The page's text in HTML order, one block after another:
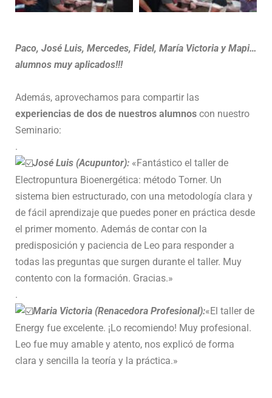
Paco, José Luis, Mercedes, Fidel, María Victoria y Mapi…
alumnos muy aplicados!!!
Además, aprovechamos para compartir las
experiencias de dos de nuestros alumnos con nuestro
Seminario:
.
José Luis (Acupuntor): «Fantástico el taller de
Electropuntura Bioenergética: método Torner. Un
sistema bien estructurado, con una metodología clara y
de fácil aprendizaje que puedes poner en práctica desde
el primer momento. Además de contar con la
predisposición y paciencia de Leo para responder a
todas las preguntas que surgen durante el taller. Muy
contento con la formación. Gracias.»
.
Maria Victoria (Renacedora Profesional):«El taller de
Energy fue excelente. ¡Lo recomiendo! Muy profesional.
Leo fue muy amable y atento, nos explicó de forma
clara y sencilla la teoría y la práctica.»